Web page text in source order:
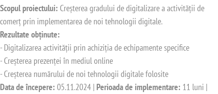
Scopul proiectului: Creșterea gradului de digitalizare a activității de
comerț prin implementarea de noi tehnologii digitale.
Rezultate obținute:
- Digitalizarea activității prin achiziția de echipamente specifice
- Creșterea prezenței în mediul online
- Creșterea numărului de noi tehnologii digitale folosite
Data de începere: 05.11.2024 | Perioada de implementare: 11 luni |